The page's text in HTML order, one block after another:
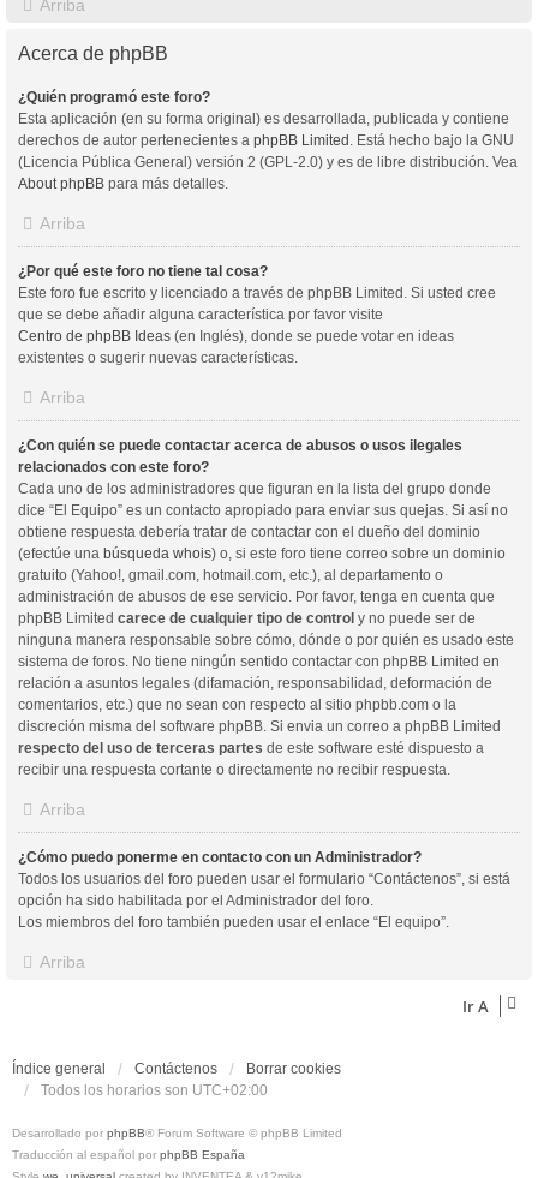
Arriba
Acerca de phpBB
¿Quién programó este foro?
Esta aplicación (en su forma original) es desarrollada, publicada y contiene
derechos de autor pertenecientes a phpBB Limited. Está hecho bajo la GNU
(Licencia Pública General) versión 2 (GPL-2.0) y es de libre distribución. Vea
About phpBB para más detalles.
Arriba
¿Por qué este foro no tiene tal cosa?
Este foro fue escrito y licenciado a través de phpBB Limited. Si usted cree
que se debe añadir alguna característica por favor visite
Centro de phpBB Ideas (en Inglés), donde se puede votar en ideas
existentes o sugerir nuevas características.
Arriba
¿Con quién se puede contactar acerca de abusos o usos ilegales
relacionados con este foro?
Cada uno de los administradores que figuran en la lista del grupo donde
dice “El Equipo” es un contacto apropiado para enviar sus quejas. Si así no
obtiene respuesta debería tratar de contactar con el dueño del dominio
(efectúe una búsqueda whois) o, si este foro tiene correo sobre un dominio
gratuito (Yahoo!, gmail.com, hotmail.com, etc.), al departamento o
administración de abusos de ese servicio. Por favor, tenga en cuenta que
phpBB Limited carece de cualquier tipo de control y no puede ser de
ninguna manera responsable sobre cómo, dónde o por quién es usado este
sistema de foros. No tiene ningún sentido contactar con phpBB Limited en
relación a asuntos legales (difamación, responsabilidad, deformación de
comentarios, etc.) que no sean con respecto al sitio phpbb.com o la
discreción misma del software phpBB. Si envia un correo a phpBB Limited
respecto del uso de terceras partes de este software esté dispuesto a
recibir una respuesta cortante o directamente no recibir respuesta.
Arriba
¿Cómo puedo ponerme en contacto con un Administrador?
Todos los usuarios del foro pueden usar el formulario “Contáctenos”, si está
opción ha sido habilitada por el Administrador del foro.
Los miembros del foro también pueden usar el enlace “El equipo”.
Arriba
Ir A
Índice general Contáctenos
Borrar cookies
Todos los horarios son UTC+02:00
Desarrollado por phpBB® Forum Software © phpBB Limited
Traducción al español por phpBB España